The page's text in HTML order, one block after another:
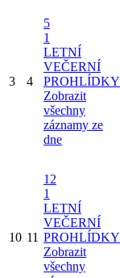
3 4
5
1
LETNÍ
VEČERNÍ
PROHLÍDKY
Zobrazit
všechny
záznamy ze
dne
10 11
12
1
LETNÍ
VEČERNÍ
PROHLÍDKY
Zobrazit
všechny